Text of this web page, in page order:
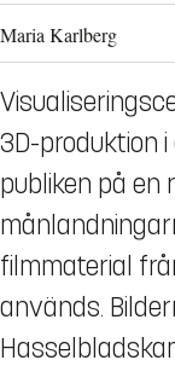
Maria Karlberg
3D-produktion
publiken på en
filmmaterial
används.